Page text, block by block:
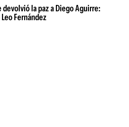
la paz a Diego Aguirre:
Fernández